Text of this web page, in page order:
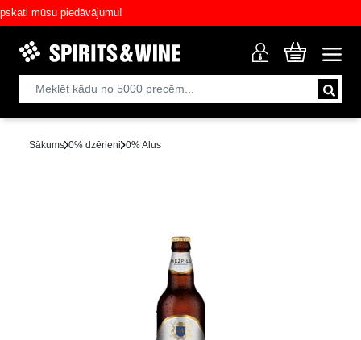
mūsu piedāvājumu!
Sākums 0% dzērieni 0% Alus